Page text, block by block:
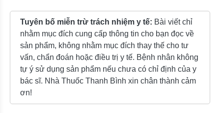
Tuyên bố miễn trừ trách nhiệm y tế: Bài viết chỉ
nhằm mục đích cung cấp thông tin cho bạn đọc về
sản phẩm, không nhằm mục đích thay thế cho tư
vấn, chẩn đoán hoặc điều trị y tế. Bệnh nhân không
tự ý sử dụng sản phẩm nếu chưa có chỉ định của y
bác sĩ. Nhà Thuốc Thanh Bình xin chân thành cảm
ơn!